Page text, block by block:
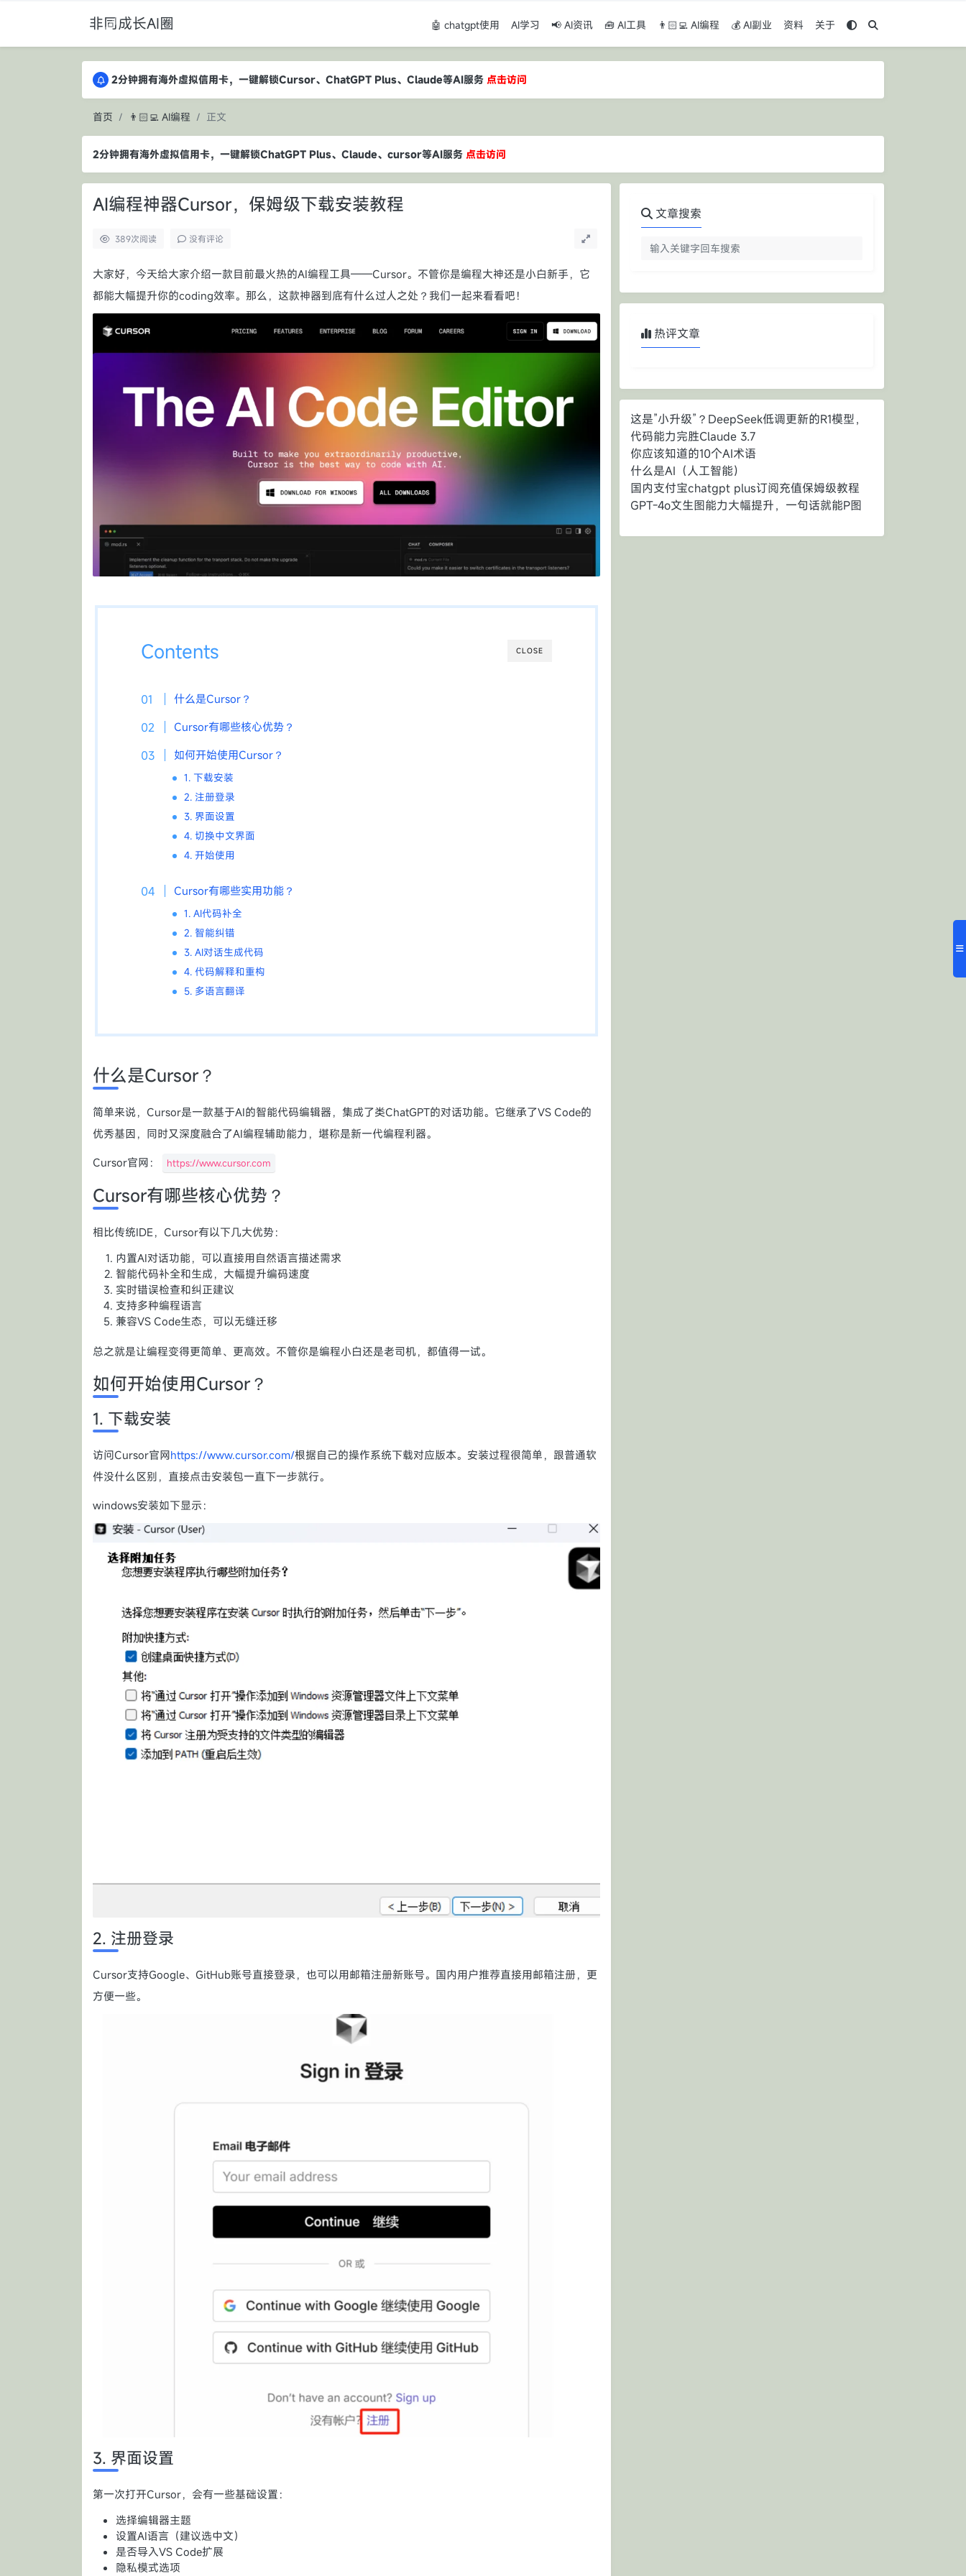
非同成长AI圈 🤖 chatgpt使用 AI学习 📢 AI资讯 🧰 AI工具 👨🏻‍💻 AI编程 💰 AI副业 资料
关于
2分钟拥有海外虚拟信用卡，一键解锁Cursor、ChatGPT Plus、Claude等AI服务点击访问
2分钟拥有海外虚拟信用卡，一键解锁Cursor、ChatGPT Plus、Claude等AI服务点击访问
2分钟拥有海外虚拟信用卡，一键解锁Cursor、ChatGPT Plus、Claude等AI服务 点击访问
首页 👨🏻‍💻 AI编程 正文
2分钟拥有海外虚拟信用卡，一键解锁ChatGPT Plus、Claude、cursor等AI服务 点击访问
AI编程神器Cursor，保姆级下载安装教程
389次阅读 没有评论
大家好，今天给大家介绍一款目前最火热的AI编程工具——Cursor。不管你是编程大神还是小白新手，它
都能大幅提升你的coding效率。那么，这款神器到底有什么过人之处？我们一起来看看吧！
CLOSE
Contents
什么是Cursor？
Cursor有哪些核心优势？
如何开始使用Cursor？
1. 下载安装
2. 注册登录
3. 界面设置
4. 切换中文界面
4. 开始使用
Cursor有哪些实用功能？
1. AI代码补全
2. 智能纠错
3. AI对话生成代码
4. 代码解释和重构
5. 多语言翻译
什么是Cursor？
简单来说，Cursor是一款基于AI的智能代码编辑器，集成了类ChatGPT的对话功能。它继承了VS Code的
优秀基因，同时又深度融合了AI编程辅助能力，堪称是新一代编程利器。
Cursor官网：
https://www.cursor.com
Cursor有哪些核心优势？
相比传统IDE，Cursor有以下几大优势：
内置AI对话功能，可以直接用自然语言描述需求
智能代码补全和生成，大幅提升编码速度
实时错误检查和纠正建议
支持多种编程语言
兼容VS Code生态，可以无缝迁移
总之就是让编程变得更简单、更高效。不管你是编程小白还是老司机，都值得一试。
如何开始使用Cursor？
1. 下载安装
访问Cursor官网https://www.cursor.com/根据自己的操作系统下载对应版本。安装过程很简单，跟普通软
件没什么区别，直接点击安装包一直下一步就行。
windows安装如下显示：
2. 注册登录
Cursor支持Google、GitHub账号直接登录，也可以用邮箱注册新账号。国内用户推荐直接用邮箱注册，更
方便一些。
3. 界面设置
第一次打开Cursor，会有一些基础设置：
选择编辑器主题
设置AI语言（建议选中文）
是否导入VS Code扩展
隐私模式选项
文章搜索
热评文章
这是”小升级”？DeepSeek低调更新的R1模型，
代码能力完胜Claude 3.7
你应该知道的10个AI术语
什么是AI（人工智能）
国内支付宝chatgpt plus订阅充值保姆级教程
GPT-4o文生图能力大幅提升，一句话就能P图